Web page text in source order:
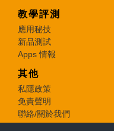
教學評測
應用秘技
新品測試
Apps 情報
其他
私隱政策
免責聲明
聯絡/關於我們